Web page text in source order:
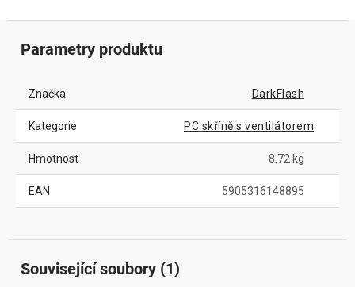
Parametry produktu
Značka DarkFlash
Kategorie PC skříně s ventilátorem
Hmotnost 8.72 kg
EAN 5905316148895
Související soubory (1)